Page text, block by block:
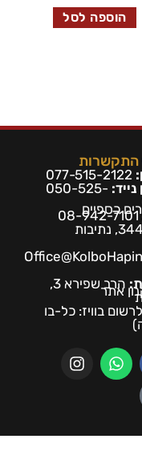
הוספה לסל
כספיים
אתר
התקשרות
077-515-2122
050-525-
08-942-7101
הרב שפירא 3,
בוויז: כל-בו